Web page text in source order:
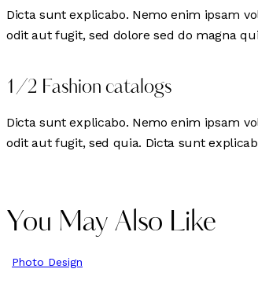
Dicta sunt explicabo. Nemo enim ipsam
odit aut fugit, sed dolore sed do magna
1/2 Fashion catalogs
Dicta sunt explicabo. Nemo enim ipsam
odit aut fugit, sed quia. Dicta sunt
You May Also Like
Photo Design